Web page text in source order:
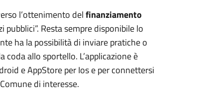
l’ottenimento delfinanziamento
Resta sempre disponibile lo
ha la possibilità di inviare pratiche o
allo sportello. L’applicazione è
e AppStore per Ios e per connettersi
di interesse.